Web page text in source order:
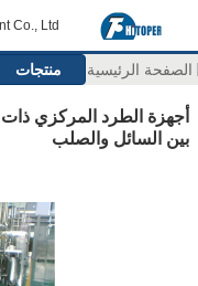
Co., Ltd.
الصفحة الرئيسية منتجات
أجهزة الطرد المركزي ذات
بين السائل والصلب